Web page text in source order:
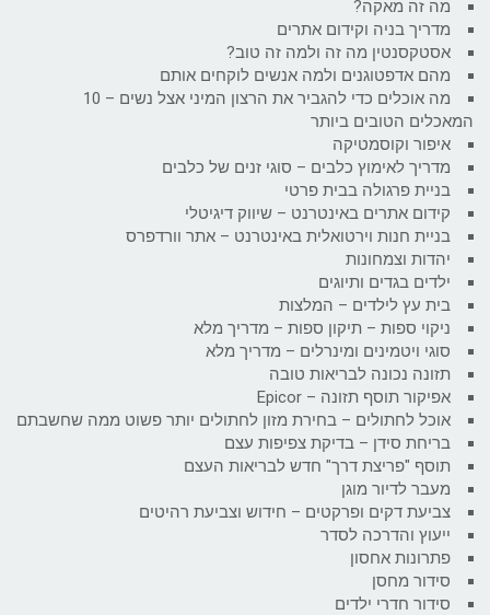
מה זה מאקה?
מדריך בניה וקידום אתרים
אסטקסנטין מה זה ולמה זה טוב?
מהם אדפטוגנים ולמה אנשים לוקחים אותם
מה אוכלים כדי להגביר את הרצון המיני אצל נשים – 10
המאכלים הטובים ביותר
איפור וקוסמטיקה
מדריך לאימוץ כלבים – סוגי זנים של כלבים
בניית פרגולה בבית פרטי
קידום אתרים באינטרנט – שיווק דיגיטלי
בניית חנות וירטואלית באינטרנט – אתר וורדפרס
יהדות וצמחונות
ילדים בגדים ותיוגים
בית עץ לילדים – המלצות
ניקוי ספות – תיקון ספות – מדריך מלא
סוגי ויטמינים ומינרלים – מדריך מלא
תזונה נכונה לבריאות טובה
אפיקור תוסף תזונה – Epicor
אוכל לחתולים – בחירת מזון לחתולים יותר פשוט ממה שחשבתם
בריחת סידן – בדיקת צפיפות עצם
תוסף "פריצת דרך" חדש לבריאות העצם
מעבר לדיור מוגן
צביעת דקים ופרקטים – חידוש וצביעת רהיטים
ייעוץ והדרכה לסדר
פתרונות אחסון
סידור מחסן
סידור חדרי ילדים